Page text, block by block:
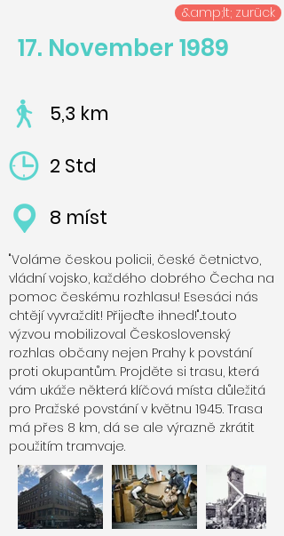
&amp;lt; zurück
17. November 1989
5,3 km
2 Std
8 míst
"Voláme českou policii, české četnictvo,
vládní vojsko, každého dobrého Čecha na
pomoc českému rozhlasu! Esesáci nás
chtějí vyvraždit! Přijeďte ihned!"...touto
výzvou mobilizoval Československý
rozhlas občany nejen Prahy k povstání
proti okupantům. Projděte si trasu, která
vám ukáže některá klíčová místa důležitá
pro Pražské povstání v květnu 1945. Trasa
má přes 8 km, dá se ale výrazně zkrátit
použitím tramvaje.